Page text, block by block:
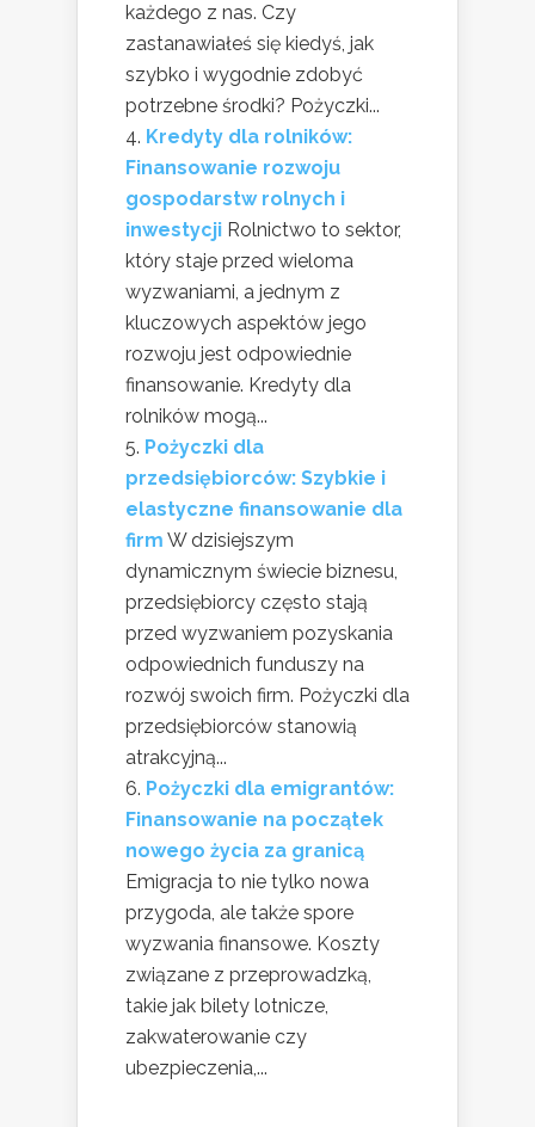
każdego z nas. Czy
zastanawiałeś się kiedyś, jak
szybko i wygodnie zdobyć
potrzebne środki? Pożyczki...
Kredyty dla rolników:
Finansowanie rozwoju
gospodarstw rolnych i
inwestycji Rolnictwo to sektor,
który staje przed wieloma
wyzwaniami, a jednym z
kluczowych aspektów jego
rozwoju jest odpowiednie
finansowanie. Kredyty dla
rolników mogą...
Pożyczki dla
przedsiębiorców: Szybkie i
elastyczne finansowanie dla
firm W dzisiejszym
dynamicznym świecie biznesu,
przedsiębiorcy często stają
przed wyzwaniem pozyskania
odpowiednich funduszy na
rozwój swoich firm. Pożyczki dla
przedsiębiorców stanowią
atrakcyjną...
Pożyczki dla emigrantów:
Finansowanie na początek
nowego życia za granicą
Emigracja to nie tylko nowa
przygoda, ale także spore
wyzwania finansowe. Koszty
związane z przeprowadzką,
takie jak bilety lotnicze,
zakwaterowanie czy
ubezpieczenia,...